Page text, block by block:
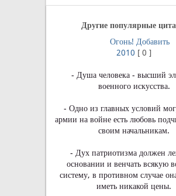
Другие популярные
Огонь! Добавить
2010 [ 0 ]
- Душа человека - высший
военного искусства.
- Одно из главных условий
армии на войне есть любовь
своим начальникам.
- Дух патриотизма должен
основании и венчать всякую
систему, в противном случае
иметь никакой цены.